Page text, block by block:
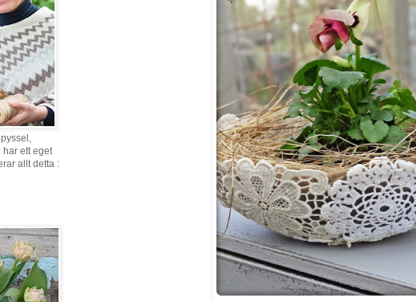
har ett eget
allt detta :